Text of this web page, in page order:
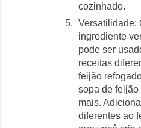
cozinhado.
Versatilidade:
ingrediente
pode ser
receitas
feijão
sopa de feijão
mais.
diferentes ao